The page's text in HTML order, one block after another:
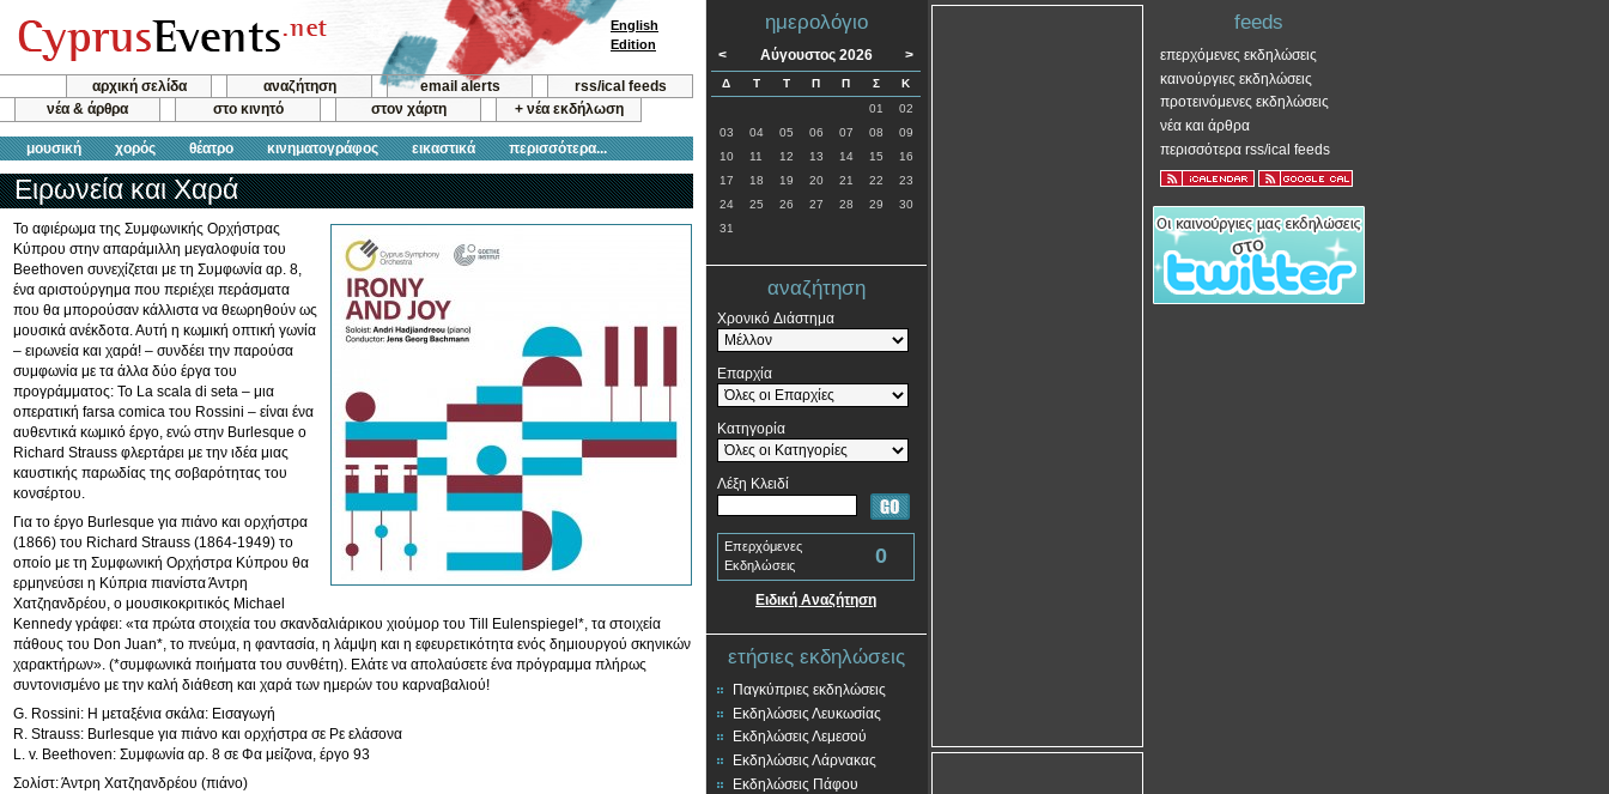
αρχική σελίδα αναζήτηση email alerts
rss/ical feeds
νέα & άρθρα
στο κινητό στον χάρτη + νέα εκδήλωση
μουσική χορός θέατρο κινηματογράφος εικαστικά περισσότερα...
English
Edition
Ειρωνεία και Χαρά
Το αφιέρωμα της Συμφωνικής Ορχήστρας
Κύπρου στην απαράμιλλη μεγαλοφυία του
Beethoven συνεχίζεται με τη Συμφωνία αρ. 8,
ένα αριστούργημα που περιέχει περάσματα
που θα μπορούσαν κάλλιστα να θεωρηθούν ως
μουσικά ανέκδοτα. Αυτή η κωμική οπτική γωνία
– ειρωνεία και χαρά! – συνδέει την παρούσα
συμφωνία με τα άλλα δύο έργα του
προγράμματος: Το La scala di seta – μια
οπερατική farsa comica του Rossini – είναι ένα
αυθεντικά κωμικό έργο, ενώ στην Burlesque ο
Richard Strauss φλερτάρει με την ιδέα μιας
καυστικής παρωδίας της σοβαρότητας του
κονσέρτου.
Για το έργο Burlesque για πιάνο και ορχήστρα
(1866) του Richard Strauss (1864-1949) το
οποίο με τη Συμφωνική Ορχήστρα Κύπρου θα
ερμηνεύσει η Κύπρια πιανίστα Άντρη
Χατζηανδρέου, ο μουσικοκριτικός Michael
Kennedy γράφει: «τα πρώτα στοιχεία του σκανδαλιάρικου χιούμορ του Till Eulenspiegel*, τα στοιχεία
πάθους του Don Juan*, το πνεύμα, η φαντασία, η λάμψη και η εφευρετικότητα ενός δημιουργού σκηνικών
χαρακτήρων». (*συμφωνικά ποιήματα του συνθέτη). Ελάτε να απολαύσετε ένα πρόγραμμα πλήρως
συντονισμένο με την καλή διάθεση και χαρά των ημερών του καρναβαλιού!
G. Rossini: H μεταξένια σκάλα: Εισαγωγή
R. Strauss: Burlesque για πιάνο και ορχήστρα σε Ρε ελάσονα
L. v. Beethoven: Συμφωνία αρ. 8 σε Φα μείζονα, έργο 93
Σολίστ: Άντρη Χατζηανδρέου (πιάνο)
ημερολόγιο
< Αύγουστος 2026 >
Δ Τ Τ Π Π Σ
Κ
01
02
03
04 05 06 07 08
09
10
11 12 13 14 15
16
17
18 19 20 21 22
23
24
25 26 27 28 29
30
31
αναζήτηση
Χρονικό Διάστημα
Επαρχία
Κατηγορία
Λέξη Κλειδί
Επερχόμενες
Εκδηλώσεις
0
Ειδική Αναζήτηση
ετήσιες εκδηλώσεις
Παγκύπριες εκδηλώσεις
Εκδηλώσεις Λευκωσίας
Εκδηλώσεις Λεμεσού
Εκδηλώσεις Λάρνακας
Εκδηλώσεις Πάφου
feeds
επερχόμενες εκδηλώσεις
καινούργιες εκδηλώσεις
προτεινόμενες εκδηλώσεις
νέα και άρθρα
περισσότερα rss/ical feeds